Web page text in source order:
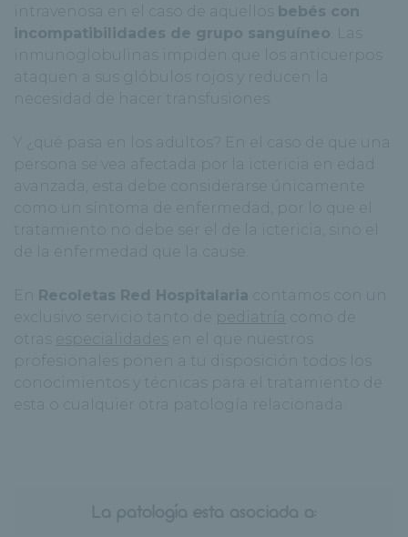
intravenosa en el caso de aquellos bebés con
incompatibilidades de grupo sanguíneo . Las
inmunoglobulinas impiden que los anticuerpos
ataquen a sus glóbulos rojos y reducen la
necesidad de hacer transfusiones.
Y ¿qué pasa en los adultos? En el caso de que una
persona se vea afectada por la ictericia en edad
avanzada, esta debe considerarse únicamente
como un síntoma de enfermedad, por lo que el
tratamiento no debe ser el de la ictericia, sino el
de la enfermedad que la cause.
Recoletas Red Hospitalaria contamos con un
exclusivo servicio tanto de
pediatría
como de
otras especialidades
en el que nuestros
profesionales ponen a tu disposición todos los
conocimientos y técnicas para el tratamiento de
esta o cualquier otra patología relacionada.